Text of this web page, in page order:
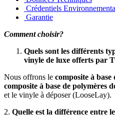
Crédentiels
Garantie
Comment choisir?
Quels sont les différents
vinyle de luxe offerts par
Nous offrons le composite à
composite à base de polymères
et le vinyle à déposer (LooseLay).
2. Quelle est la différence entre